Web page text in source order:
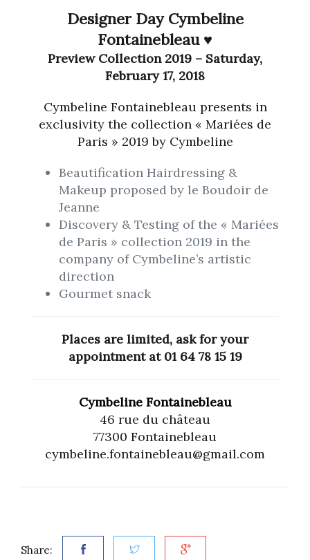
Designer Day Cymbeline
Fontainebleau ♥
Preview Collection 2019 – Saturday,
February 17, 2018
Cymbeline Fontainebleau presents in
exclusivity the collection « Mariées de
Paris » 2019 by Cymbeline
Beautification Hairdressing &
Makeup proposed by le Boudoir de
Jeanne
Discovery & Testing of the « Mariées
de Paris » collection 2019 in the
company of Cymbeline’s artistic
direction
Gourmet snack
Places are limited, ask for your
appointment at 01 64 78 15 19
Cymbeline Fontainebleau
46 rue du château
77300 Fontainebleau
cymbeline.fontainebleau@gmail.com
Share: